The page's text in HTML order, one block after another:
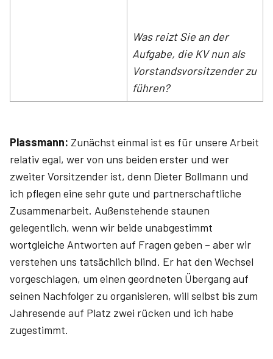
Was reizt Sie an der
Aufgabe, die KV nun als
Vorstandsvorsitzender zu
führen?
Plassmann: Zunächst einmal ist es für unsere Arbeit
relativ egal, wer von uns beiden erster und wer
zweiter Vorsitzender ist, denn Dieter Bollmann und
ich pflegen eine sehr gute und partnerschaftliche
Zusammenarbeit. Außenstehende staunen
gelegentlich, wenn wir beide unabgestimmt
wortgleiche Antworten auf Fragen geben – aber wir
verstehen uns tatsächlich blind. Er hat den Wechsel
vorgeschlagen, um einen geordneten Übergang auf
seinen Nachfolger zu organisieren, will selbst bis zum
Jahresende auf Platz zwei rücken und ich habe
zugestimmt.